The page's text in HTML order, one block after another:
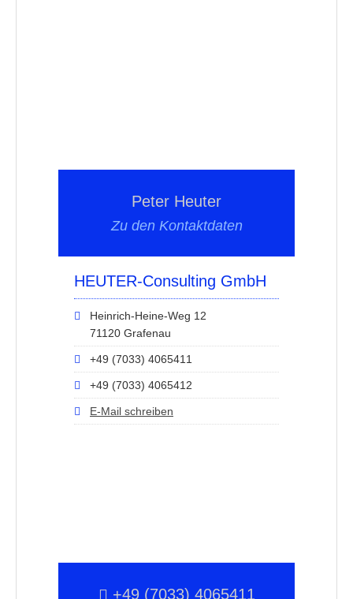
Peter Heuter
Zu den Kontaktdaten
HEUTER-Consulting GmbH
Heinrich-Heine-Weg 12
71120 Grafenau
+49 (7033) 4065411
+49 (7033) 4065412
E-Mail schreiben
+49 (7033) 4065411